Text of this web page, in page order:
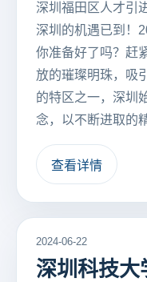
深圳福田区人才引
深圳的机遇已到！
你准备好了吗？赶
放的璀璨明珠，吸
的特区之一，深圳
念，以不断进取的
查看详情
2024-06-22
深圳科技大